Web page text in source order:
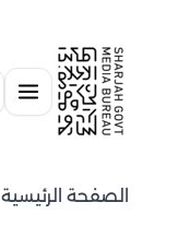
الصفحة الرئيسية